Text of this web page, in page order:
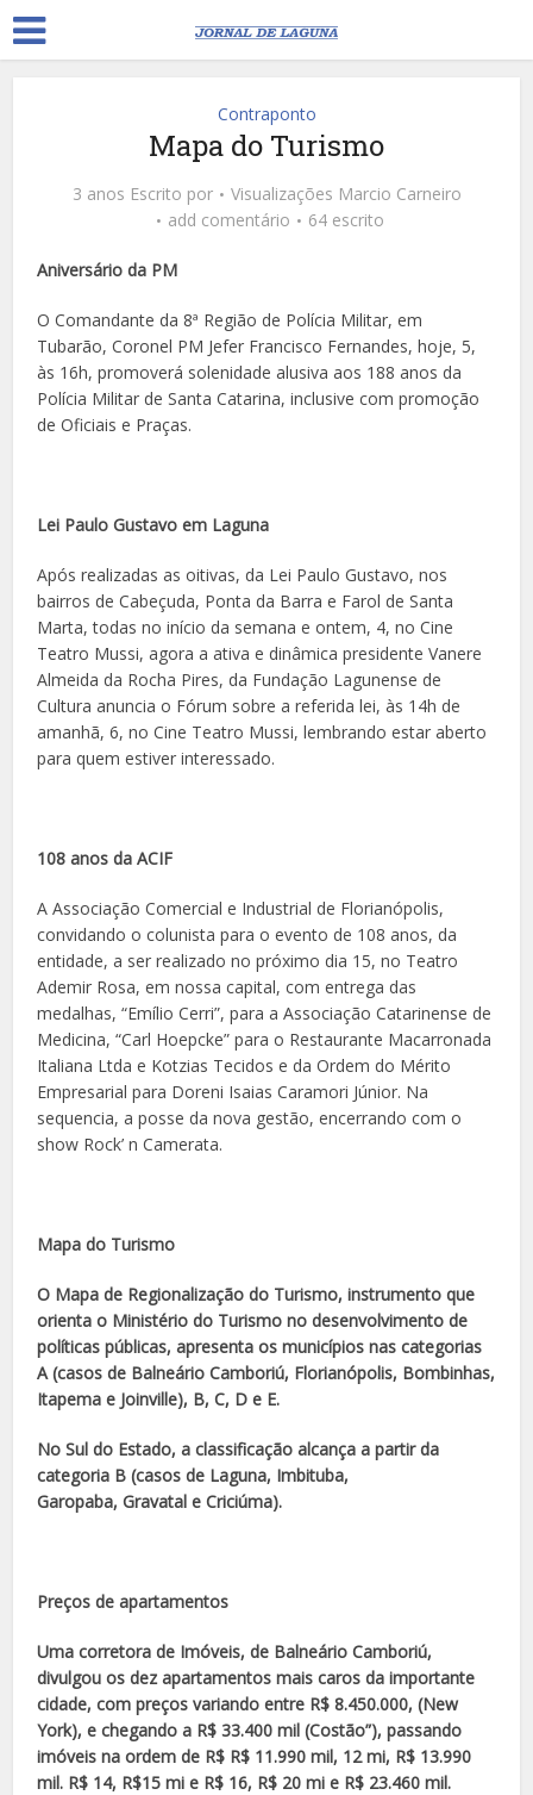
Contraponto
Mapa do Turismo
3 anos Escrito por Visualizações Marcio Carneiro
add comentário
64 escrito
Aniversário da PM
O Comandante da 8ª Região de Polícia Militar, em
Tubarão, Coronel PM Jefer Francisco Fernandes, hoje, 5,
às 16h, promoverá solenidade alusiva aos 188 anos da
Polícia Militar de Santa Catarina, inclusive com promoção
de Oficiais e Praças.
Lei Paulo Gustavo em Laguna
Após realizadas as oitivas, da Lei Paulo Gustavo, nos
bairros de Cabeçuda, Ponta da Barra e Farol de Santa
Marta, todas no início da semana e ontem, 4, no Cine
Teatro Mussi, agora a ativa e dinâmica presidente Vanere
Almeida da Rocha Pires, da Fundação Lagunense de
Cultura anuncia o Fórum sobre a referida lei, às 14h de
amanhã, 6, no Cine Teatro Mussi, lembrando estar aberto
para quem estiver interessado.
108 anos da ACIF
A Associação Comercial e Industrial de Florianópolis,
convidando o colunista para o evento de 108 anos, da
entidade, a ser realizado no próximo dia 15, no Teatro
Ademir Rosa, em nossa capital, com entrega das
medalhas, “Emílio Cerri”, para a Associação Catarinense de
Medicina, “Carl Hoepcke” para o Restaurante Macarronada
Italiana Ltda e Kotzias Tecidos e da Ordem do Mérito
Empresarial para Doreni Isaias Caramori Júnior. Na
sequencia, a posse da nova gestão, encerrando com o
show Rock’ n Camerata.
Mapa do Turismo
O Mapa de Regionalização do Turismo, instrumento que
orienta o Ministério do Turismo no desenvolvimento de
políticas públicas, apresenta os municípios nas categorias
A (casos de Balneário Camboriú, Florianópolis, Bombinhas,
Itapema e Joinville), B, C, D e E.
No Sul do Estado, a classificação alcança a partir da
categoria B (casos de Laguna, Imbituba,
Garopaba,Gravatal e Criciúma).
Preços de apartamentos
Uma corretora de Imóveis, de Balneário Camboriú,
divulgou os dez apartamentos mais caros da importante
cidade, com preços variando entre R$ 8.450.000, (New
York), e chegando a R$ 33.400 mil (Costão”), passando
imóveis na ordem de R$ R$ 11.990 mil, 12 mi, R$ 13.990
mil. R$ 14, R$15 mi e R$ 16, R$ 20 mi e R$ 23.460 mil.